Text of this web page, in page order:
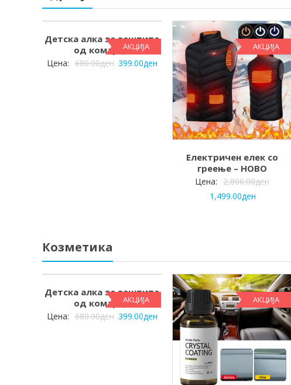
АКЦИЈА
Детска алка за заштита
од комарци
Цена: 680.00ден 399.00ден
АКЦИЈА
Електричен елек со
греење – НОВО
Цена: 2,800.00ден
1,499.00ден
Козметика
АКЦИЈА
Детска алка за заштита
од комарци
Цена: 680.00ден 399.00ден
АКЦИЈА